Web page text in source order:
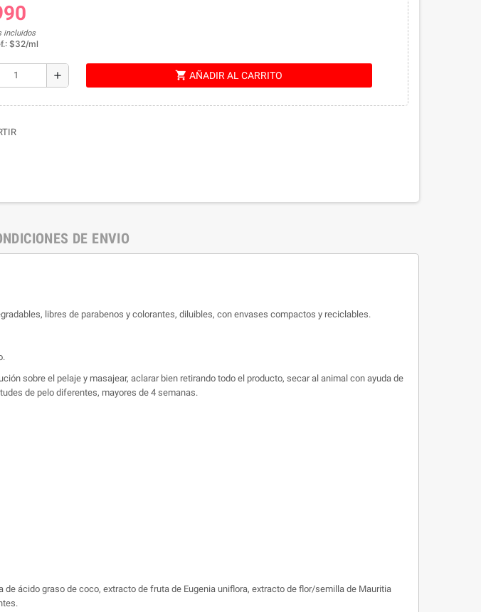
incluidos
$32/ml
add shopping_cart AÑADIR AL CARRITO
DE ENVIO
libres de parabenos y colorantes, diluibles, con envases compactos y reciclables.
sobre el pelaje y masajear, aclarar bien retirando todo el producto, secar al animal con ayuda de
de pelo diferentes, mayores de 4 semanas.
ácido graso de coco, extracto de fruta de Eugenia uniflora, extracto de flor/semilla de Mauritia